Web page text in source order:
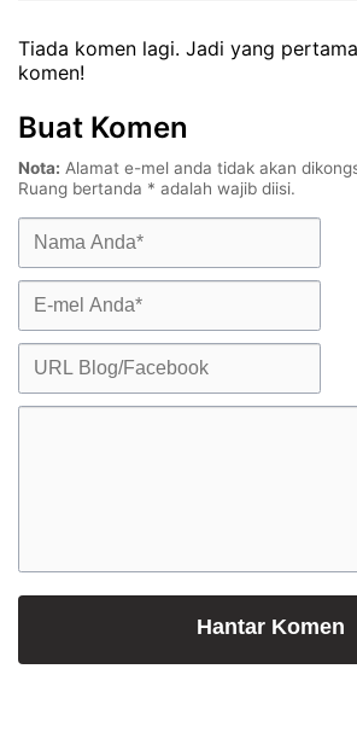
Tiada komen lagi. Jadi yang
komen!
Buat Komen
Nota: Alamat e-mel anda tidak akan
Ruang bertanda * adalah wajib diisi.